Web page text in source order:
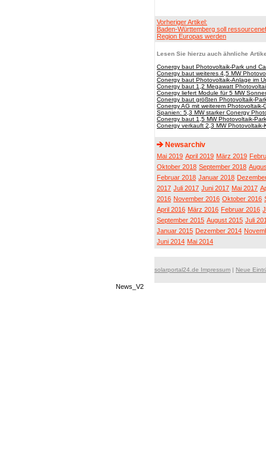
Vorheriger Artikel:
Baden-Württemberg soll
Region Europas werden
Lesen Sie hierzu auch ähnliche
Conergy baut Photovoltaik-Park und
Conergy baut weiteres 4,5 MW
Conergy baut Photovoltaik-Anlage im
Conergy baut 1,2 Megawatt
Conergy liefert Module für 5 MW
Conergy baut größten Photovoltaik-
Conergy AG mit weiterem
Spanien: 5,3 MW starker Conergy
Conergy baut 1,5 MW Photovoltaik-
Conergy verkauft 2,3 MW
Newsarchiv
Mai 2019 April 2019 März 2019
Oktober 2018 September 2018
Februar 2018 Januar 2018
2017 Juli 2017 Juni 2017 Mai 2017
2016 November 2016 Oktober 2016
April 2016 März 2016 Februar 2016
September 2015 August 2015 Juli
Januar 2015 Dezember 2014
Juni 2014 Mai 2014
solarportal24.de Impressum | Neue
News_V2